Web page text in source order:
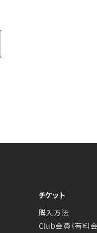
チケット
購入方法
Club会員（有料会